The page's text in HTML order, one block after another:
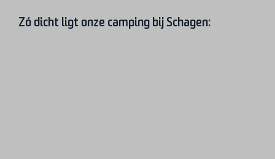
Zó dicht ligt onze camping bij Schagen: